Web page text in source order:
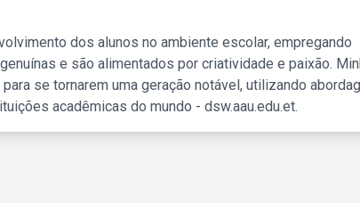
dos alunos no ambiente escolar, empregando
e são alimentados por criatividade e paixão.
se tornarem uma geração notável, utilizando
acadêmicas do mundo - dsw.aau.edu.et.